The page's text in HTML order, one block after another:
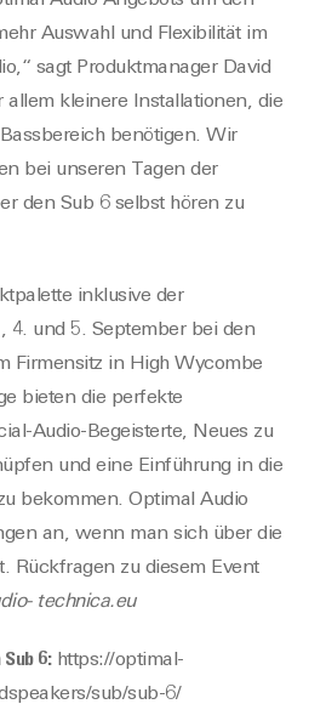
Auswahl und Flexibilität im
sagt Produktmanager David
allem kleinere Installationen, die
benötigen. Wir
bei unseren Tagen der
den Sub 6 selbst hören zu
inklusive der
4. und 5. September bei den
Firmensitz in High Wycombe
bieten die perfekte
Audio-Begeisterte, Neues zu
und eine Einführung in die
bekommen. Optimal Audio
an, wenn man sich über die
Rückfragen zu diesem Event
technica.eu
6:https://optimal-
sub/sub-6/